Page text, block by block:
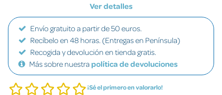
Ver detalles
Envío gratuito a partir de 50 euros.
Recíbelo en 48 horas. (Entregas en Península)
Recogida y devolución en tienda gratis.
Más sobre nuestra política de devoluciones
¡Sé el primero en valorarlo!